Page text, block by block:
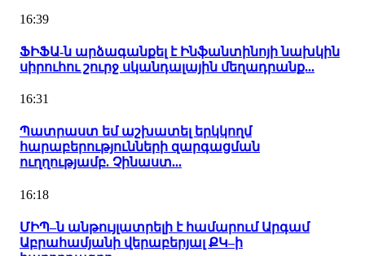
16:39
ՖԻՖԱ-ն արձագանքել է Ինֆանտինոյի նախկին
սիրուհու շուրջ սկանդալային մեղադրանք...
16:31
Պատրաստ եմ աշխատել երկկողմ
հարաբերությունների զարգացման
ուղղությամբ. Չինաստ...
16:18
ՄԻՊ–ն անթույլատրելի է համարում Արգամ
Աբրահամյանի վերաբերյալ ՔԿ–ի